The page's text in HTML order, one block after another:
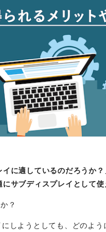
に適しているのだろうか？
サブディスプレイとして使
？
しようとしても、どのよう